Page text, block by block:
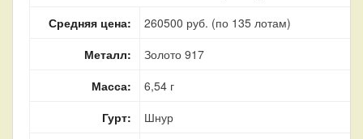
Средняя цена:
260500 руб. (по 135 лотам)
Металл:
Золото 917
Масса:
6,54 г
Гурт:
Шнур